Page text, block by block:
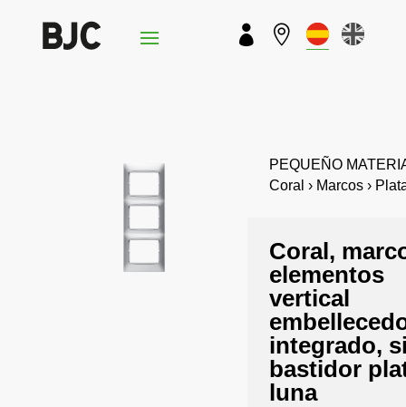
 
PEQUEÑO
Coral › Marcos ›
Coral,
elementos
vertical
integrado,
bastidor
luna